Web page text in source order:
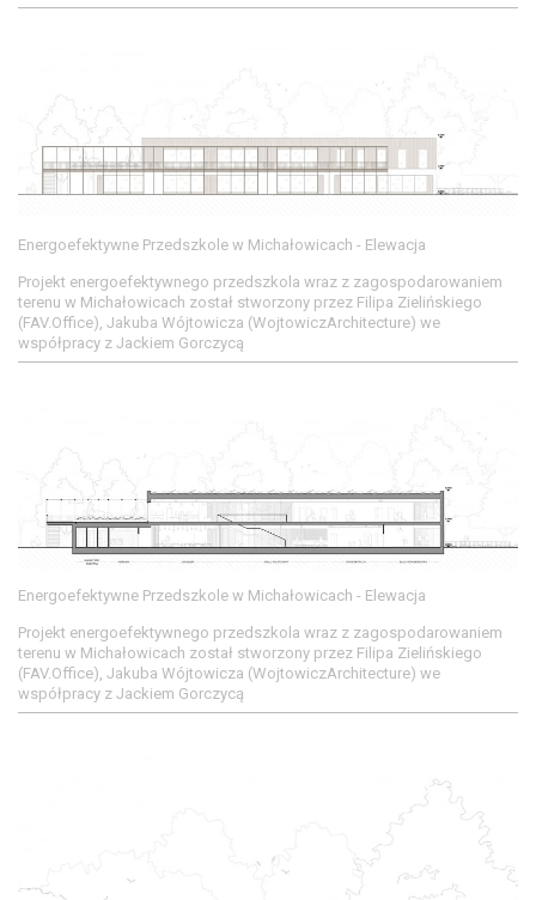
Energoefektywne Przedszkole w Michałowicach - Elewacja
Projekt energoefektywnego przedszkola wraz z zagospodarowaniem
terenu w Michałowicach został stworzony przez Filipa Zielińskiego
(FAV.Office), Jakuba Wójtowicza (WojtowiczArchitecture) we
współpracy z Jackiem Gorczycą
Energoefektywne Przedszkole w Michałowicach - Elewacja
Projekt energoefektywnego przedszkola wraz z zagospodarowaniem
terenu w Michałowicach został stworzony przez Filipa Zielińskiego
(FAV.Office), Jakuba Wójtowicza (WojtowiczArchitecture) we
współpracy z Jackiem Gorczycą